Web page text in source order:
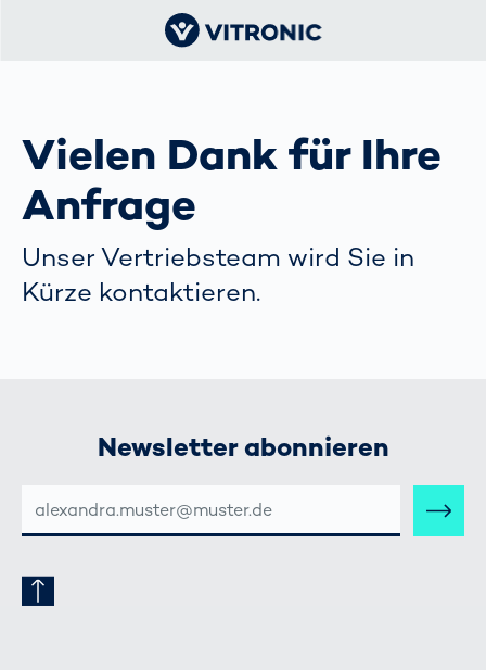
Vielen Dank für Ihre
Anfrage
Unser Vertriebsteam wird Sie in
Kürze kontaktieren.
Newsletter abonnieren
MAIL-
ADRESSE